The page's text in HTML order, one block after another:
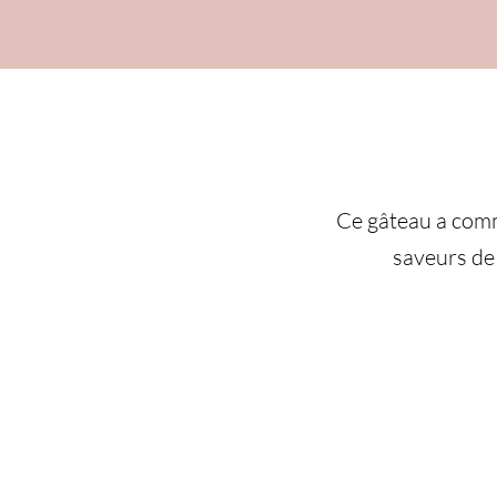
Ce gâteau a
saveurs